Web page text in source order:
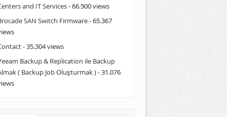
and IT Services- 66.900 views
SAN Switch Firmware- 65.367
- 35.304 views
Backup & Replication ile Backup
( Backup Job Oluşturmak )- 31.076